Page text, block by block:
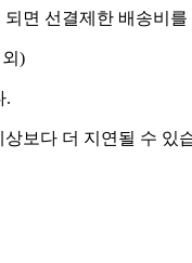
면 선결제한 배송비
)
.
보다 더 지연될 수 있